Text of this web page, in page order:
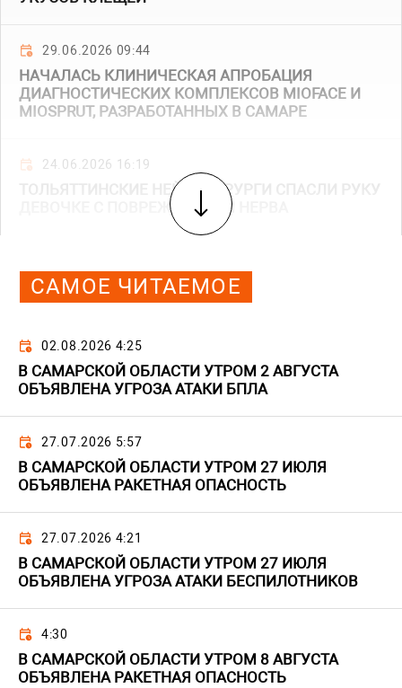
29.06.2026 09:44
НАЧАЛАСЬ КЛИНИЧЕСКАЯ АПРОБАЦИЯ
ДИАГНОСТИЧЕСКИХ КОМПЛЕКСОВ MIOFACE И
MIOSPRUT, РАЗРАБОТАННЫХ В САМАРЕ
24.06.2026 16:19
ТОЛЬЯТТИНСКИЕ НЕЙРОХИРУРГИ СПАСЛИ РУКУ
ДЕВОЧКЕ С ПОВРЕЖДЕНИЕМ НЕРВА
САМОЕ ЧИТАЕМОЕ
02.08.2026 4:25
В САМАРСКОЙ ОБЛАСТИ УТРОМ 2 АВГУСТА
ОБЪЯВЛЕНА УГРОЗА АТАКИ БПЛА
27.07.2026 5:57
В САМАРСКОЙ ОБЛАСТИ УТРОМ 27 ИЮЛЯ
ОБЪЯВЛЕНА РАКЕТНАЯ ОПАСНОСТЬ
27.07.2026 4:21
В САМАРСКОЙ ОБЛАСТИ УТРОМ 27 ИЮЛЯ
ОБЪЯВЛЕНА УГРОЗА АТАКИ БЕСПИЛОТНИКОВ
4:30
В САМАРСКОЙ ОБЛАСТИ УТРОМ 8 АВГУСТА
ОБЪЯВЛЕНА РАКЕТНАЯ ОПАСНОСТЬ